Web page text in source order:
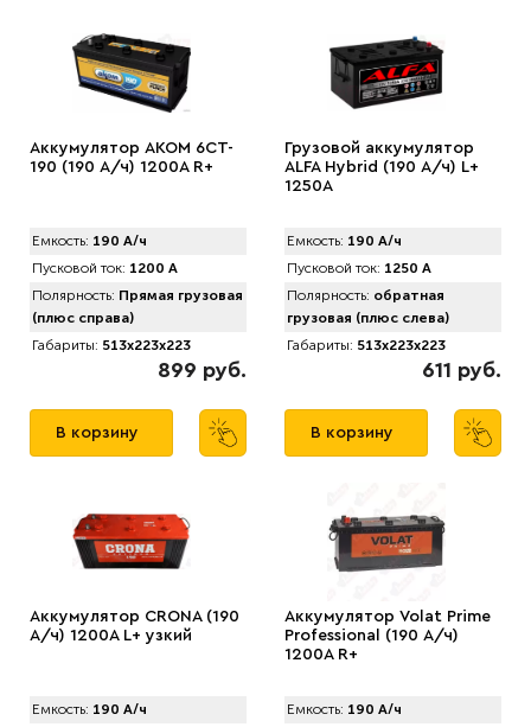
Аккумулятор AKOM 6CT-
190 (190 А/ч) 1200А R+
Емкость: 190 А/ч
Пусковой ток: 1200 А
Полярность: Прямая грузовая
(плюс справа)
Габариты: 513x223x223
899 руб.
В корзину
Грузовой аккумулятор
ALFA Hybrid (190 А/ч) L+
1250A
Емкость: 190 А/ч
Пусковой ток: 1250 А
Полярность: обратная
грузовая (плюс слева)
Габариты: 513x223x223
611 руб.
В корзину
Аккумулятор CRONA (190
А/ч) 1200A L+ узкий
Емкость: 190 А/ч
Аккумулятор Volat Prime
Professional (190 А/ч)
1200A R+
Емкость: 190 А/ч